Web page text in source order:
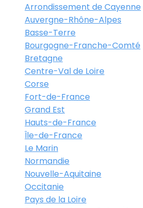
Arrondissement de Cayenne
Auvergne-Rhône-Alpes
Basse-Terre
Bourgogne-Franche-Comté
Bretagne
Centre-Val de Loire
Corse
Fort-de-France
Grand Est
Hauts-de-France
Île-de-France
Le Marin
Normandie
Nouvelle-Aquitaine
Occitanie
Pays de la Loire